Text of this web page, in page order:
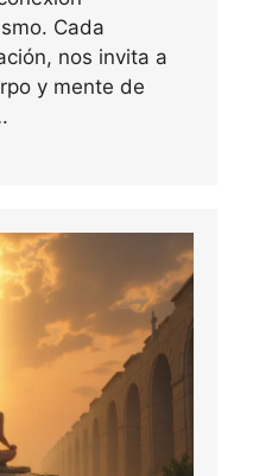
Cada
nos invita a
y mente de